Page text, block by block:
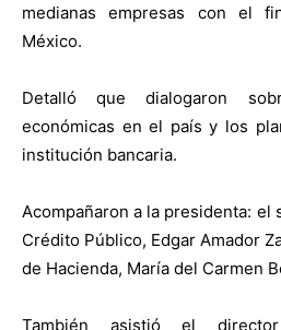
medianas empresas con el
México.
Detalló que dialogaron
económicas en el país y los
institución bancaria.
Acompañaron a la presidenta: el
Crédito Público, Edgar Amador
de Hacienda, María del Carmen
También asistió el